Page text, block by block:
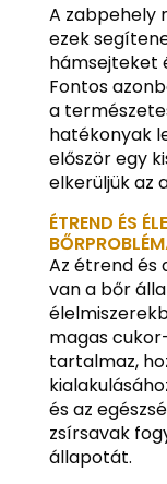
A zabpehely
ezek
hámsejteket
Fontos
a
hatékonyak
először egy
elkerüljük az
ÉTREND ÉS
Az étrend és
van a bőr
magas
tartalmaz,
és az
zsírsavak
állapotát.